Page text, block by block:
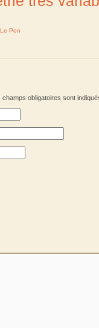
Pen
obligatoires sont